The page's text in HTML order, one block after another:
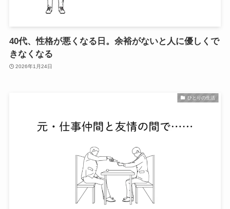
40代、性格が悪くなる日。余裕がないと人に優しくで
きなくなる
2026年1月24日
ひとりの生活